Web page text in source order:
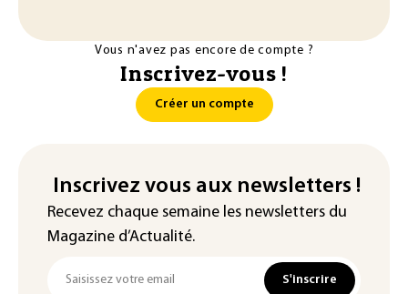
Vous n'avez pas encore de compte ?
Inscrivez-vous !
Créer un compte
Inscrivez vous aux newsletters !
Recevez chaque semaine les newsletters du
Magazine d’Actualité.
S'inscrire